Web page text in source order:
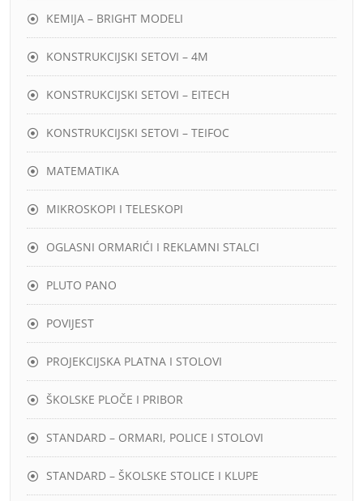
KEMIJA – BRIGHT MODELI
KONSTRUKCIJSKI SETOVI – 4M
KONSTRUKCIJSKI SETOVI – EITECH
KONSTRUKCIJSKI SETOVI – TEIFOC
MATEMATIKA
MIKROSKOPI I TELESKOPI
OGLASNI ORMARIĆI I REKLAMNI STALCI
PLUTO PANO
POVIJEST
PROJEKCIJSKA PLATNA I STOLOVI
ŠKOLSKE PLOČE I PRIBOR
STANDARD – ORMARI, POLICE I STOLOVI
STANDARD – ŠKOLSKE STOLICE I KLUPE